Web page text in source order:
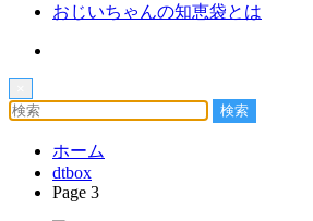
おじいちゃんの知恵袋とは
ホーム
dtbox
Page 3